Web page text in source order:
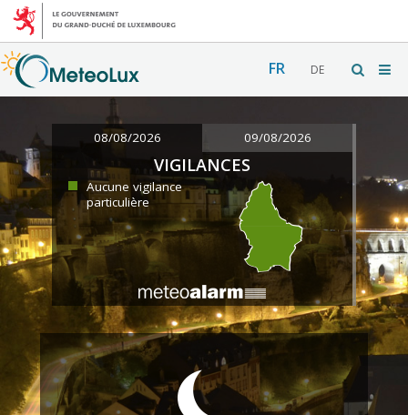
FR DE
08/08/2026 09/08/2026
VIGILANCES
Aucune vigilance
particulière